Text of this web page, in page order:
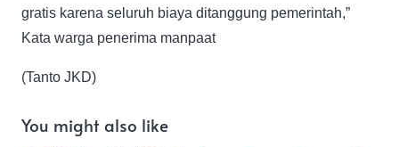
gratis karena seluruh biaya ditanggung pemerintah,”
Kata warga penerima manpaat
(Tanto JKD)
You might also like